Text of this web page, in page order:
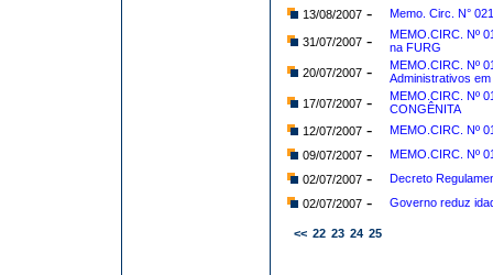
13/08/2007- Memo. Circ. N°
31/07/2007-
MEMO.CIRC. Nº
na FURG
20/07/2007-
MEMO.CIRC. Nº
Administrativos
17/07/2007-
MEMO.CIRC. Nº
CONGÊNITA
12/07/2007-
MEMO.CIRC. Nº
09/07/2007-
MEMO.CIRC. Nº
02/07/2007-
Decreto
02/07/2007- Governo reduz
<< 22 23 24 25